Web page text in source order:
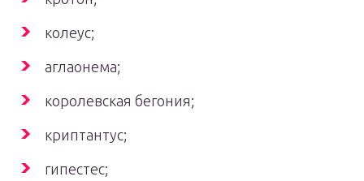
колеус;
аглаонема;
королевская бегония;
криптантус;
гипестес;